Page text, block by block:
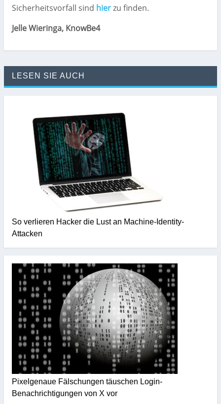
Sicherheitsvorfall sind hierzu finden.
Jelle Wieringa, KnowBe4
LESEN SIE AUCH
So verlieren Hacker die Lust an Machine-Identity-
Attacken
Pixelgenaue Fälschungen täuschen Login-
Benachrichtigungen von X vor